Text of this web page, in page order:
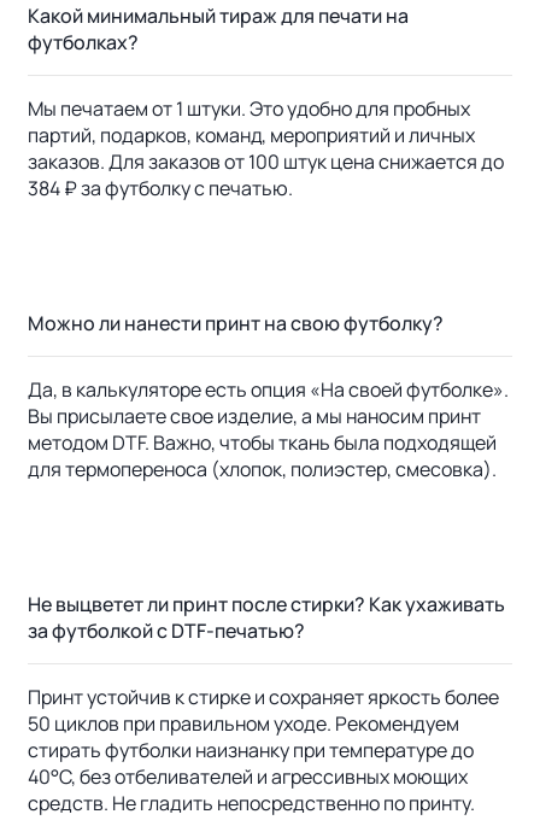
Какой минимальный тираж для печати на
футболках?
Мы печатаем от 1 штуки. Это удобно для пробных
партий, подарков, команд, мероприятий и личных
заказов. Для заказов от 100 штук цена снижается до
384 ₽ за футболку с печатью.
Можно ли нанести принт на свою футболку?
Да, в калькуляторе есть опция «На своей футболке».
Вы присылаете свое изделие, а мы наносим принт
методом DTF. Важно, чтобы ткань была подходящей
для термопереноса (хлопок, полиэстер, смесовка).
Не выцветет ли принт после стирки? Как ухаживать
за футболкой с DTF-печатью?
Принт устойчив к стирке и сохраняет яркость более
50 циклов при правильном уходе. Рекомендуем
стирать футболки наизнанку при температуре до
40°C, без отбеливателей и агрессивных моющих
средств. Не гладить непосредственно по принту.